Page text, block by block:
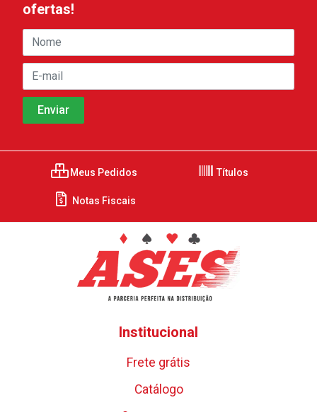
ofertas!
Meus Pedidos Títulos
Notas Fiscais
Institucional
Frete grátis
Catálogo